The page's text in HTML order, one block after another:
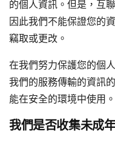
的個人資訊。但是，互
因此我們不能保證您的
竊取或更改。
在我們努力保護您的個
我們的服務傳輸的資訊
能在安全的環境中使用。
我們是否收集未成